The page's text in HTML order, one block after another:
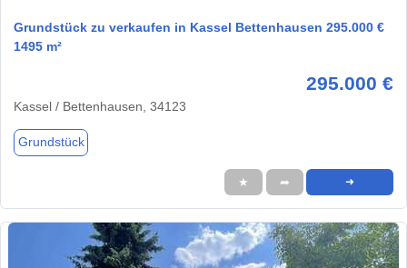
Grundstück zu verkaufen in Kassel Bettenhausen 295.000 €
1495 m²
295.000 €
Kassel / Bettenhausen, 34123
Grundstück
★ ➦ ➜